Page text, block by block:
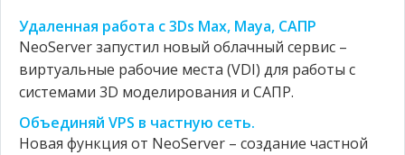
Удаленная работа с 3Ds Max, Maya, САПР
NeoServer запустил новый облачный сервис –
виртуальные рабочие места (VDI) для работы с
системами 3D моделирования и САПР.
Объединяй VPS в частную сеть.
Новая функция от NeoServer – создание частной